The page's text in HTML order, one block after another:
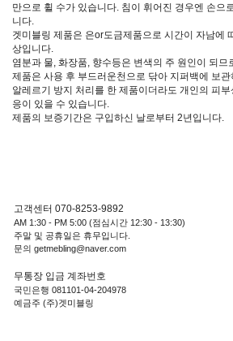
만으로 휠 수가 있습니다. 침이 휘어진 경우엔 손으
니다.
겟미블링 제품은 은or도금제품으로 시간이 자남에
상입니다.
염분과 물, 화장품, 향수등은 변색의 주 원인이 되므
제품은 사용 후 부드러운천으로 닦아 지퍼백에 보
알레르기 방지 처리를 한 제품이더라도 개인의 피
응이 있을 수 있습니다.
제품의 보증기간은 구입하신 날로부터 2년입니다.
고객센터 070-8253-9892
AM 1:30 - PM 5:00 (점심시간 12:30 - 13:30)
주말 및 공휴일은 휴무입니다.
문의 getmebling@naver.com
무통장 입금 계좌번호
국민은행 081101-04-204978
예금주 (주)겟미블링